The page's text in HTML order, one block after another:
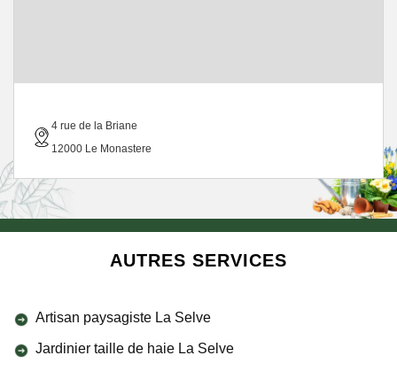
4 rue de la Briane
12000 Le Monastere
AUTRES SERVICES
Artisan paysagiste La Selve
Jardinier taille de haie La Selve